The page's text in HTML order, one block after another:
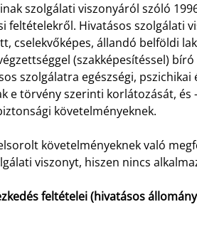
szolgálati viszonyáról szóló
feltételekről. Hivatásos szolgálati
cselekvőképes, állandó belföldi
(szakképesítéssel)
szolgálatra egészségi,
e törvény szerinti korlátozását, és
követelményeknek.
követelményeknek való
viszonyt, hiszen nincs
feltételei (hivatásos